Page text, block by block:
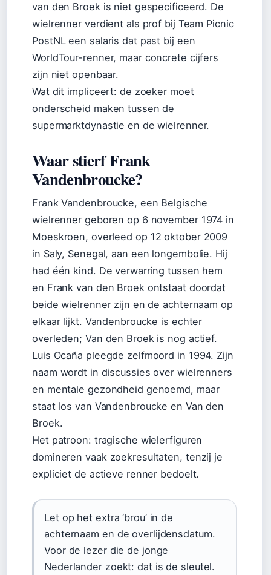
van den Broek is niet gespecificeerd. De
wielrenner verdient als prof bij Team Picnic
PostNL een salaris dat past bij een
WorldTour-renner, maar concrete cijfers
zijn niet openbaar.
Wat dit impliceert: de zoeker moet
onderscheid maken tussen de
supermarktdynastie en de wielrenner.
Waar stierf Frank
Vandenbroucke?
Frank Vandenbroucke, een Belgische
wielrenner geboren op 6 november 1974 in
Moeskroen, overleed op 12 oktober 2009
in Saly, Senegal, aan een longembolie. Hij
had één kind. De verwarring tussen hem
en Frank van den Broek ontstaat doordat
beide wielrenner zijn en de achternaam op
elkaar lijkt. Vandenbroucke is echter
overleden; Van den Broek is nog actief.
Luis Ocaña pleegde zelfmoord in 1994. Zijn
naam wordt in discussies over wielrenners
en mentale gezondheid genoemd, maar
staat los van Vandenbroucke en Van den
Broek.
Het patroon: tragische wielerfiguren
domineren vaak zoekresultaten, tenzij je
expliciet de actieve renner bedoelt.
Let op het extra ‘brou’ in de
achternaam en de overlijdensdatum.
Voor de lezer die de jonge
Nederlander zoekt: dat is de sleutel.